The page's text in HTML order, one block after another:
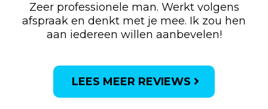
Zeer professionele man. Werkt volgens
afspraak en denkt met je mee. Ik zou hen
aan iedereen willen aanbevelen!
LEES MEER REVIEWS